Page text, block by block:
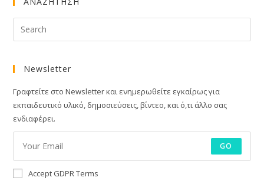
Newsletter
Γραφτείτε στο Newsletter και ενημερωθείτε εγκαίρως για
εκπαιδευτικό υλικό, δημοσιεύσεις, βίντεο, και ό,τι άλλο σας
ενδιαφέρει.
GO
Accept GDPR Terms